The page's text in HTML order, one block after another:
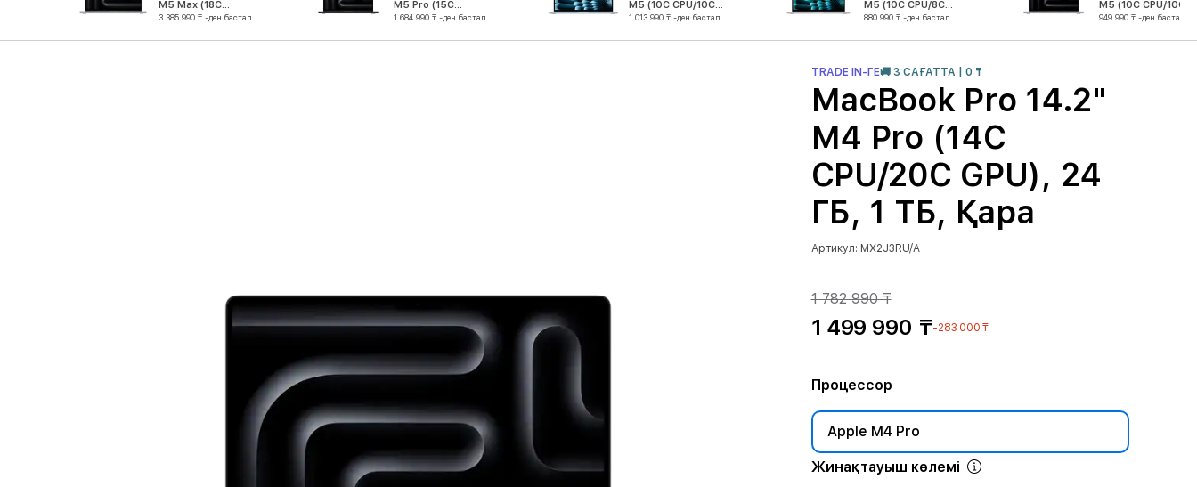
M5 Max (18C
CPU/40C GPU)
3 385 990 ₸ -ден бастап
M5 Pro (15C
CPU/16C GPU)
1 684 990 ₸ -ден бастап
M5 (10C CPU/10C
GPU)
1 013 990 ₸ -ден бастап
M5 (10C CPU/8C
GPU)
880 990 ₸ -ден бастап
M5 (10C CPU/10C
GPU)
949 990 ₸ -ден бастап
TRADE IN-ГЕ🚚 3 САҒАТТА | 0 ₸
MacBook Pro 14.2"
M4 Pro (14C
CPU/20C GPU), 24
ГБ, 1 ТБ, Қара
Артикул: MX2J3RU/A
1 782 990 ₸
1 499 990 ₸-283 000 ₸
Процессор
Apple M4 Pro
Жинақтауыш көлемі